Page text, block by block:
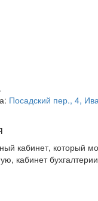
Посадский пер., 4,
кабинет, который
кабинет